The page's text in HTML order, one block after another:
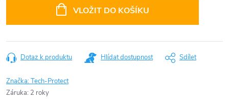
VLOŽIT DO KOŠÍKU
Dotaz k produktu Hlídat dostupnost Sdílet
Značka:Tech-Protect
Záruka: 2 roky